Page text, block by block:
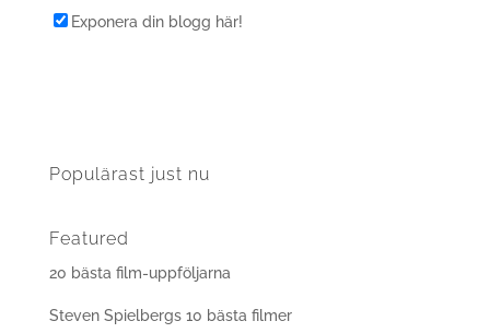
Exponera din blogg här!
Populärast just nu
Featured
20 bästa film-uppföljarna
Steven Spielbergs 10 bästa filmer